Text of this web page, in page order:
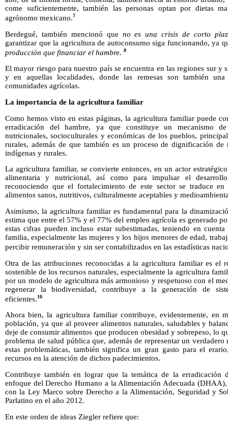
come suficientemente, también las personas optan por dietas
agrónomo mexicano.7
Berdegué, también mencionó que no es una crisis de corto
garantizar que la agricultura de autoconsumo siga funcionando, ya
producción que financiar el hambre. 8
El mayor riesgo para nuestro país se encuentra en las regiones sur y
y en aquellas localidades, donde las remesas son también
comunidades agrícolas.
La importancia de la agricultura familiar
Como hemos visto en estas páginas, la agricultura familiar puede
erradicación del hambre, ya que constituye un mecanismo
nutricionales, socioculturales y económicas de los pueblos,
rurales, además de que también es un proceso de dignificación de
indígenas y rurales.
La agricultura familiar, se convierte entonces, en un actor
alimentaria y nutricional, así como para impulsar el
reconociendo que el fortalecimiento de este sector se traduce
alimentos sanos, nutritivos, culturalmente aceptables y
Asimismo, la agricultura familiar es fundamental para la
estima que entre el 57% y el 77% del empleo agrícola es generado
estas cifras pueden incluso estar subestimadas, teniendo en
familia, especialmente las mujeres y los hijos menores de edad,
percibir remuneración y sin ser contabilizados en las estadísticas
Otra de las atribuciones reconocidas a la agricultura familiar es el
sostenible de los recursos naturales, especialmente la agricultura
por un modelo de agricultura más armonioso y respetuoso con el
regenerar la biodiversidad, contribuye a la generación de
eficientes.10
Ahora bien, la agricultura familiar contribuye, evidentemente, en
población, ya que al proveer alimentos naturales, saludables y
deje de consumir alimentos que producen obesidad y sobrepeso, lo
problema de salud pública que, además de representar un verdadero
estas problemáticas, también significa un gran gasto para el
recursos en la atención de dichos padecimientos.
Contribuye también en lograr que la temática de la erradicación
enfoque del Derecho Humano a la Alimentación Adecuada
con la Ley Marco sobre Derecho a la Alimentación, Seguridad y
Parlatino en el año 2012.
En este orden de ideas Ziegler refiere que: